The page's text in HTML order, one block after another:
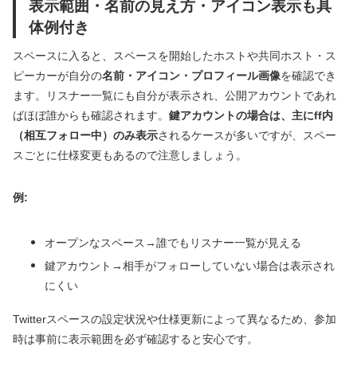
表示範囲・名前の見え方・アイコン表示も具
体例付き
スペースに入ると、スペースを開始したホストや共同ホスト・ス
ピーカーが自分の名前・アイコン・プロフィール画像を確認でき
ます。リスナー一覧にも自分が表示され、公開アカウントであれ
ばほぼ誰からも確認されます。 鍵アカウントの場合は、主にff内
（相互フォロー中）のみ表示されるケースが多いですが、スペー
スごとに仕様変更もあるので注意しましょう。
例:
オープンなスペース→誰でもリスナー一覧が見える
鍵アカウント→相手がフォローしていない場合は表示され
にくい
Twitterスペースの設定状況や仕様更新によって異なるため、参加
時は事前に表示範囲を必ず確認すると安心です。